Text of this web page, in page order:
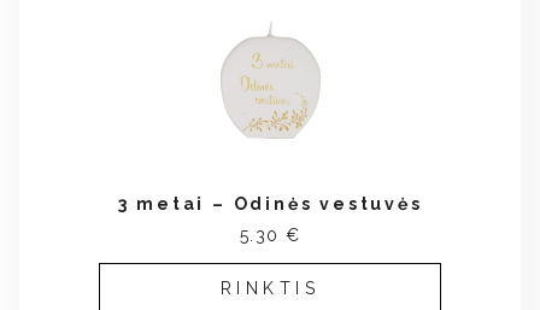
3 metai – Odinės vestuvės
5.30 €
RINKTIS